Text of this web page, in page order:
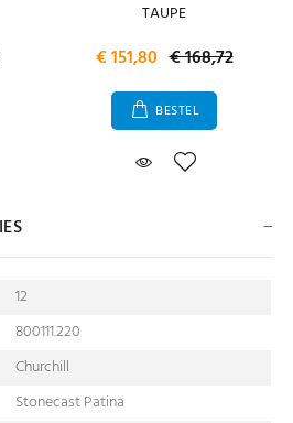
TAUPE
€ 151,80 € 168,72
BESTEL
12
800111.220
Churchill
Stonecast Patina